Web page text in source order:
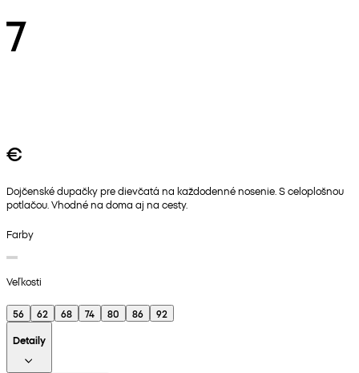
7
€
Dojčenské dupačky pre dievčatá na každodenné nosenie. S celoplošnou
potlačou. Vhodné na doma aj na cesty.
Farby
Veľkosti
56 62 68 74 80 86
92
Detaily